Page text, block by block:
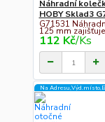
Náhradní
HOBY Sklad3
G71531
125 mm
112 Kč/Ks
Na